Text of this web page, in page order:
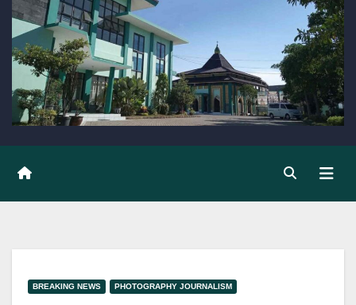
BREAKING NEWS PHOTOGRAPHY JOURNALISM